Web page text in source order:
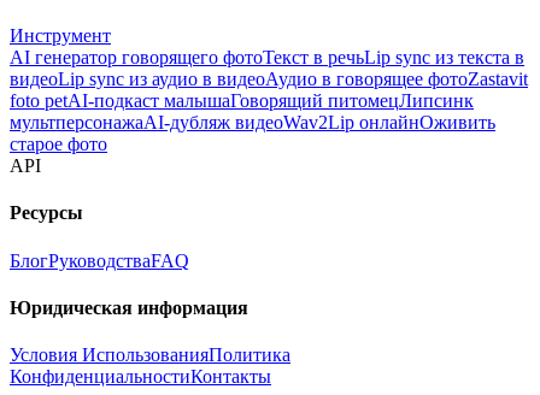
Инструмент
AI генератор говорящего фотоТекст в речьLip sync из текста в
видеоLip sync из аудио в видеоАудио в говорящее фотоZastavit
foto petAI-подкаст малышаГоворящий питомецЛипсинк
мультперсонажаAI-дубляж видеоWav2Lip онлайнОживить
старое фото
API
Ресурсы
БлогРуководстваFAQ
Юридическая информация
Условия ИспользованияПолитика
КонфиденциальностиКонтакты